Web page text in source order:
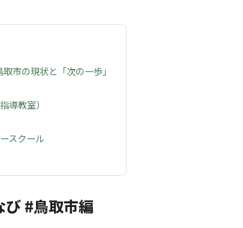
市の現状と「次の一歩」
導教室）
スクール
#鳥取市編